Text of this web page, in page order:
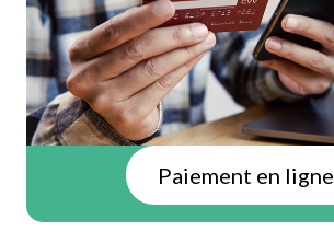
Paiement en ligne